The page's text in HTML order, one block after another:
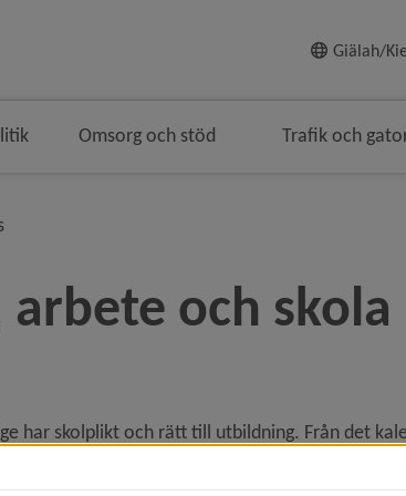
Giälah/
Omsorg och stöd Trafik och
nivå i brödsmulenavigeringen
och skola
har skolplikt och rätt till utbildning. Från det
skolplikten. Skolplikten innebär att du som